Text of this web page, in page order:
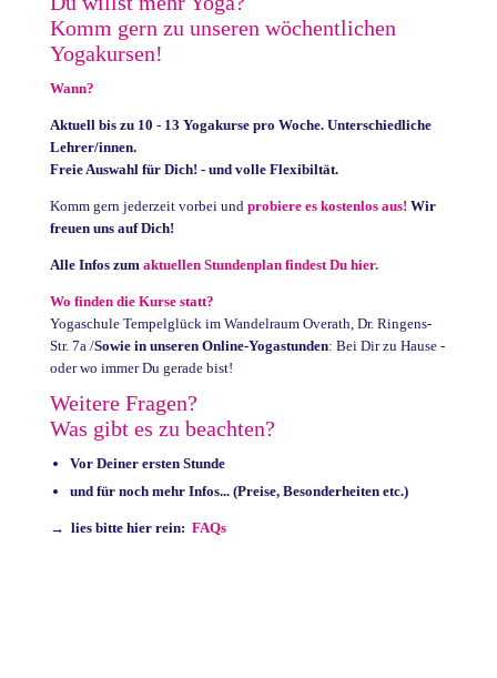
Komm gern zu unseren wöchentlichen
Yogakursen!
Wann?
Aktuell bis zu 10 - 13 Yogakurse pro Woche. Unterschiedliche
Lehrer/innen.
Freie Auswahl für Dich! - und volle Flexibiltät.
Komm gern jederzeit vorbei und probiere es kostenlos aus! Wir
freuen uns auf Dich!
Alle Infos zum aktuellen Stundenplan findest Du hier.
Wo finden die Kurse statt?
Yogaschule Tempelglück im Wandelraum Overath, Dr. Ringens-
Str. 7a /Sowie in unseren Online-Yogastunden: Bei Dir zu Hause -
oder wo immer Du gerade bist!
Weitere Fragen?
Was gibt es zu beachten?
Vor Deiner ersten Stunde
und für noch mehr Infos... (Preise, Besonderheiten etc.)
→ lies bitte hier rein: FAQs